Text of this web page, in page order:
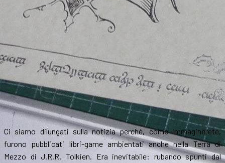
Ci siamo dilungati sulla notizia perché, come immaginerete,
furono pubblicati libri-game ambientati anche nella Terra di
Mezzo di J.R.R. Tolkien. Era inevitabile: rubando spunti dal